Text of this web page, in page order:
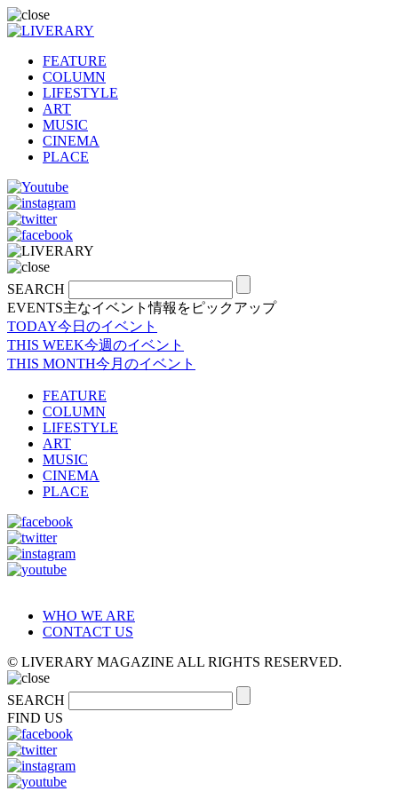
FEATURE
COLUMN
LIFESTYLE
ART
MUSIC
CINEMA
PLACE
SEARCH
EVENTS主なイベント情報をピックアップ
TODAY今日のイベント
THIS WEEK今週のイベント
THIS MONTH今月のイベント
FEATURE
COLUMN
LIFESTYLE
ART
MUSIC
CINEMA
PLACE
WHO WE ARE
CONTACT US
© LIVERARY MAGAZINE ALL RIGHTS RESERVED.
SEARCH
FIND US